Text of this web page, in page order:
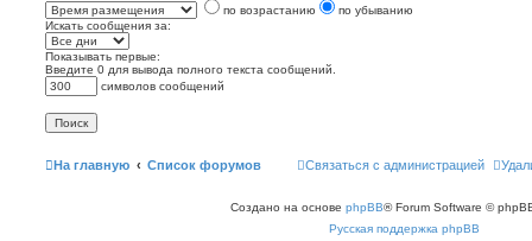
по возрастанию
по убыванию
Искать сообщения за:
Показывать первые:
Введите 0 для вывода полного текста сообщений.
символов сообщений
На главную Список форумов Связаться с администрацией
Создано на основе phpBB® Forum Software ©
Русская поддержка phpBB